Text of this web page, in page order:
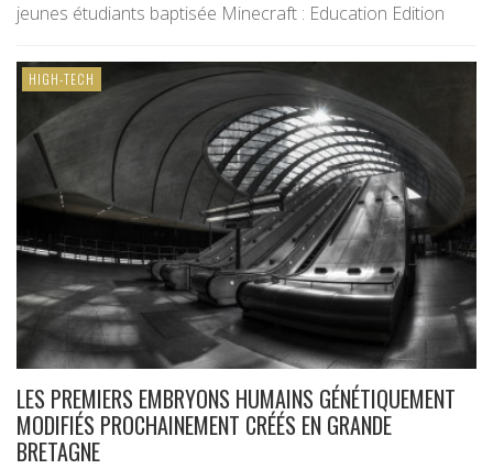
jeunes étudiants baptisée Minecraft : Education Edition
HIGH-TECH
LES PREMIERS EMBRYONS HUMAINS GÉNÉTIQUEMENT
MODIFIÉS PROCHAINEMENT CRÉÉS EN GRANDE
BRETAGNE